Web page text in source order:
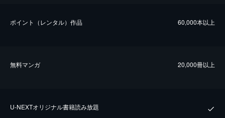
ポイント（レンタル）作品 60,000本以上
無料マンガ 20,000冊以上
U-NEXTオリジナル書籍読み放題